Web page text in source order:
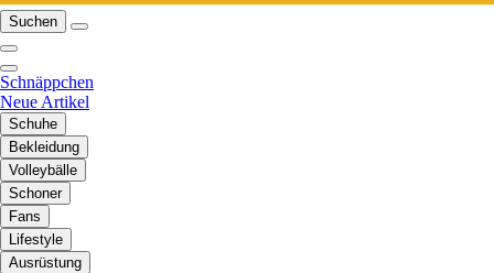
Suchen
Schnäppchen
Neue Artikel
Schuhe
Bekleidung
Volleybälle
Schoner
Fans
Lifestyle
Ausrüstung